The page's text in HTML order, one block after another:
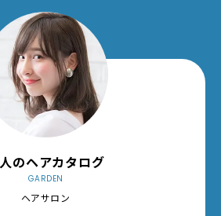
のヘアカタログ
GARDEN
ヘアサロン